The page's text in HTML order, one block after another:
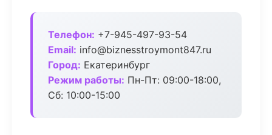
Телефон: +7-945-497-93-54
Email: info@biznesstroymont847.ru
Город: Екатеринбург
Режим работы: Пн-Пт: 09:00-18:00,
Сб: 10:00-15:00